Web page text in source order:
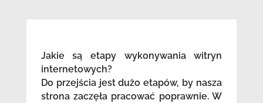
Jakie są etapy wykonywania witryn
internetowych?
Do przejścia jest dużo etapów, by nasza
strona zaczęła pracować poprawnie. W